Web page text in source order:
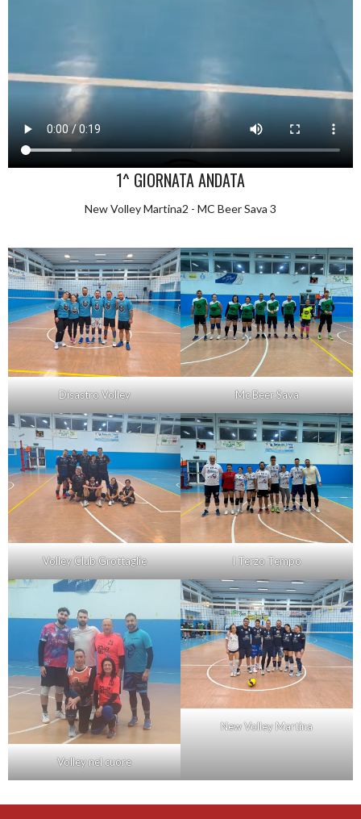
1^ GIORNATA ANDATA
New Volley Martina2 - MC Beer Sava 3
Disastro Volley Mc Beer Sava
Volley Club Grottaglie I Terzo Tempo
Volley nel cuore
New Volley Martina